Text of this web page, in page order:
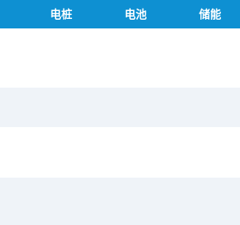
电桩 电池 储能